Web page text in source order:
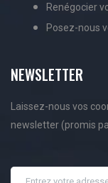
Renégocier
Posez-nous
NEWSLETTER
Laissez-nous vos
newsletter (promis